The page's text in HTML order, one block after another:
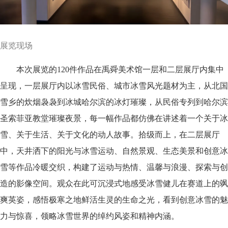
展览现场
本次展览的120件作品在禹舜美术馆一层和二层展厅内集中
呈现，一层展厅内以冰雪民俗、城市冰雪风光题材为主，从北国
雪乡的炊烟袅袅到冰城哈尔滨的冰灯璀璨，从民俗专列到哈尔滨
圣索菲亚教堂璀璨夜景，每一幅作品都仿佛在讲述着一个关于冰
雪、关于生活、关于文化的动人故事。拾级而上，在二层展厅
中，天井洒下的阳光与冰雪运动、自然景观、生态美景和创意冰
雪等作品冷暖交织，构建了运动与热情、温馨与浪漫、探索与创
造的影像空间。观众在此可沉浸式地感受冰雪健儿在赛道上的飒
爽英姿，感悟极寒之地鲜活生灵的生命之光，看到创意冰雪的魅
力与惊喜，领略冰雪世界的绰约风姿和精神内涵。